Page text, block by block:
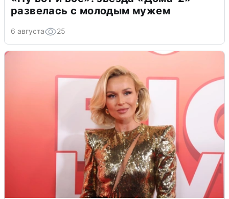
развелась с молодым мужем
6 августа 25